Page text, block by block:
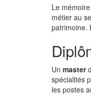
Le
métier au
patrimoine.
Un master
spécialités
les postes